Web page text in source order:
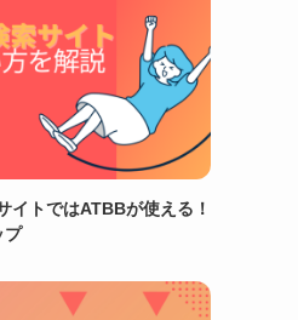
イトではATBBが使える！
プ